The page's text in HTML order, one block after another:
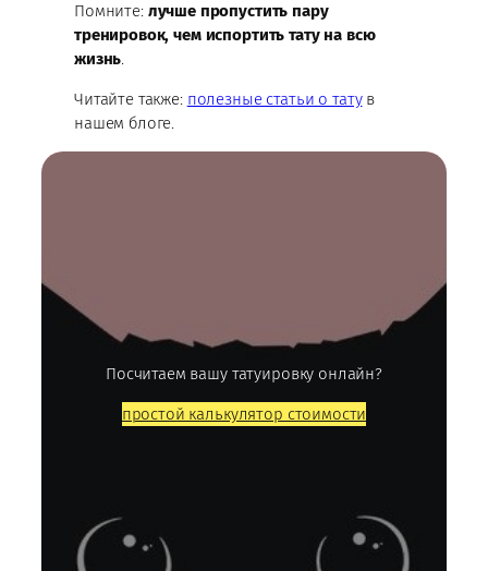
Помните: лучше пропустить пару
тренировок, чем испортить тату на всю
жизнь.
Читайте также: полезные статьи о татув
нашем блоге.
Посчитаем вашу татуировку онлайн?
простой калькулятор стоимости